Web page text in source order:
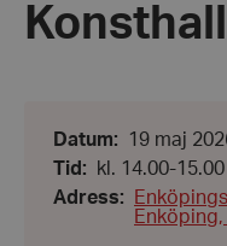
Datum:
Datum:
19
maj
2026
19 maj
Tid :
Från:
14.00
kl. 14.00-15.00
Adress: